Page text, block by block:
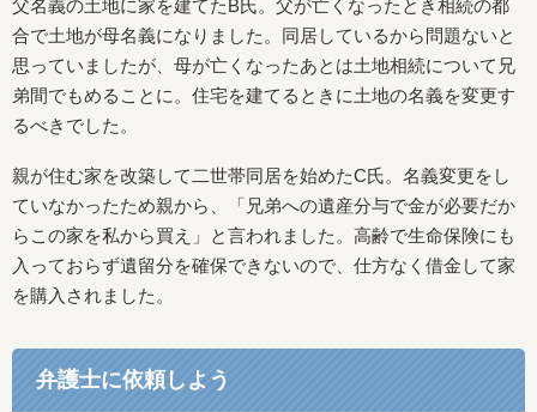
父名義の土地に家を建てたB氏。父が亡くなったとき相続の都
合で土地が母名義になりました。同居しているから問題ないと
思っていましたが、母が亡くなったあとは土地相続について兄
弟間でもめることに。住宅を建てるときに土地の名義を変更す
るべきでした。
親が住む家を改築して二世帯同居を始めたC氏。名義変更をし
ていなかったため親から、「兄弟への遺産分与で金が必要だか
らこの家を私から買え」と言われました。高齢で生命保険にも
入っておらず遺留分を確保できないので、仕方なく借金して家
を購入されました。
弁護士に依頼しよう